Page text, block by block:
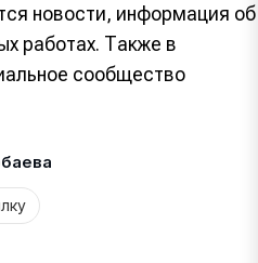
новости, информация об
работах. Также в
сообщество